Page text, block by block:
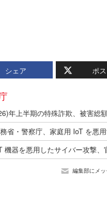
シェア ポ
編集部にメ